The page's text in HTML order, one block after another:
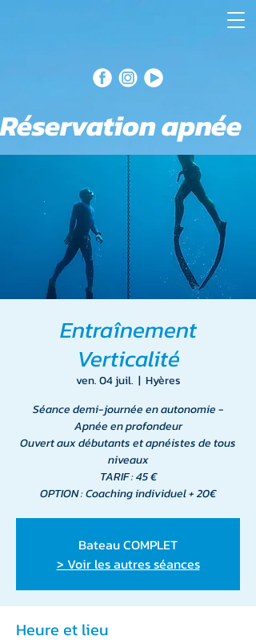
Réservation apnée
Entraînement
Verticalité
ven. 04 juil.
  |
Hyères
Séance demi-journée en autonomie -
Apnée en profondeur
Ouvert aux débutants et apnéistes de tous
niveaux
TARIF : 45 €
OPTION : Coaching individuel + 20€
Bateau COMPLET
> Voir les autres séances
Heure et lieu